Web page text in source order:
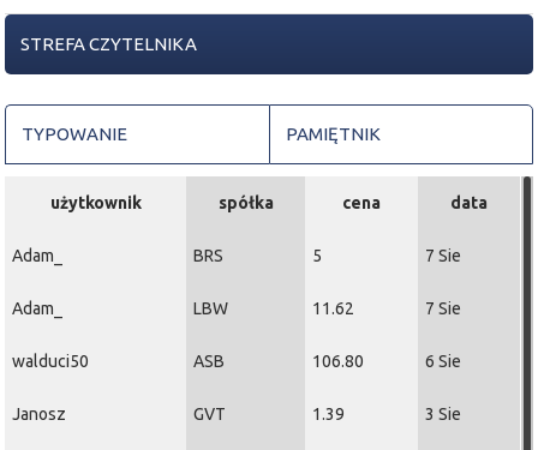
STREFA CZYTELNIKA
TYPOWANIE PAMIĘTNIK
użytkownik spółka cena data
Adam_ BRS 5 7 Sie
Adam_ LBW 11.62 7 Sie
walduci50 ASB 106.80 6 Sie
Janosz GVT 1.39 3 Sie